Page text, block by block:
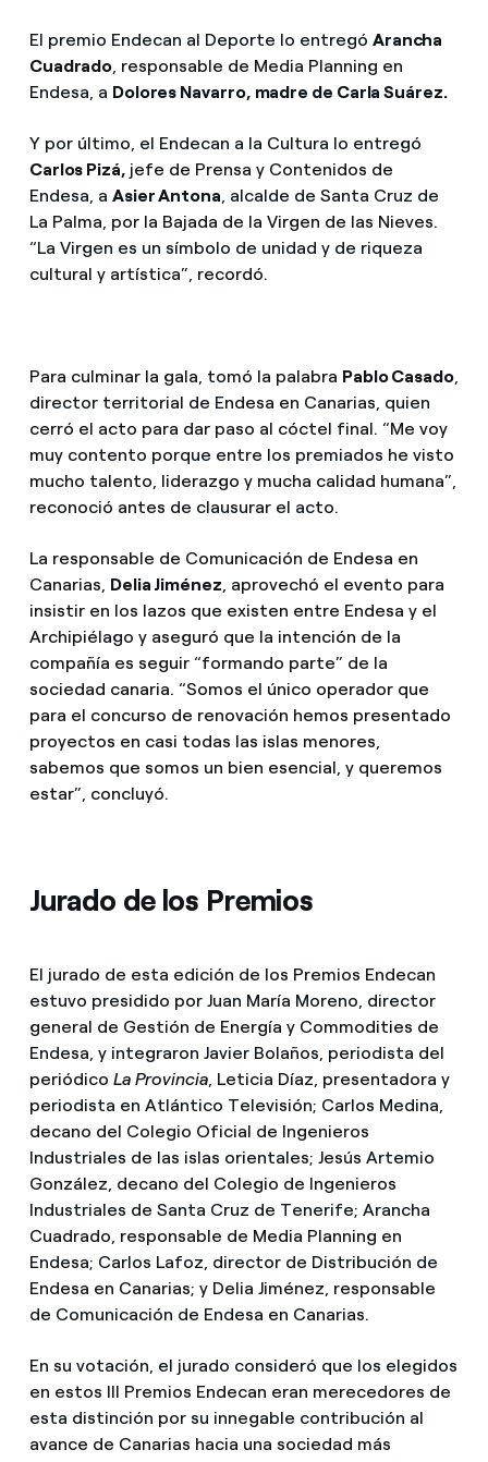
El premio Endecan al Deporte lo entregó Arancha
Cuadrado , responsable de Media Planning en
Endesa, a Dolores Navarro, madre de Carla Suárez.
Y por último, el Endecan a la Cultura lo entregó
Carlos Pizá, jefe de Prensa y Contenidos de
Endesa, a Asier Antona , alcalde de Santa Cruz de
La Palma, por la Bajada de la Virgen de las Nieves.
“La Virgen es un símbolo de unidad y de riqueza
cultural y artística”, recordó.
Para culminar la gala, tomó la palabra Pablo Casado,
director territorial de Endesa en Canarias, quien
cerró el acto para dar paso al cóctel final. “Me voy
muy contento porque entre los premiados he visto
mucho talento, liderazgo y mucha calidad humana”,
reconoció antes de clausurar el acto.
La responsable de Comunicación de Endesa en
Canarias, Delia Jiménez, aprovechó el evento para
insistir en los lazos que existen entre Endesa y el
Archipiélago y aseguró que la intención de la
compañía es seguir “formando parte” de la
sociedad canaria. “Somos el único operador que
para el concurso de renovación hemos presentado
proyectos en casi todas las islas menores,
sabemos que somos un bien esencial, y queremos
estar”, concluyó.
Jurado de los Premios
El jurado de esta edición de los Premios Endecan
estuvo presidido por Juan María Moreno, director
general de Gestión de Energía y Commodities de
Endesa, y integraron Javier Bolaños, periodista del
periódico La Provincia, Leticia Díaz, presentadora y
periodista en Atlántico Televisión; Carlos Medina,
decano del Colegio Oficial de Ingenieros
Industriales de las islas orientales; Jesús Artemio
González, decano del Colegio de Ingenieros
Industriales de Santa Cruz de Tenerife; Arancha
Cuadrado, responsable de Media Planning en
Endesa; Carlos Lafoz, director de Distribución de
Endesa en Canarias; y Delia Jiménez, responsable
de Comunicación de Endesa en Canarias.
En su votación, el jurado consideró que los elegidos
en estos III Premios Endecan eran merecedores de
esta distinción por su innegable contribución al
avance de Canarias hacia una sociedad más